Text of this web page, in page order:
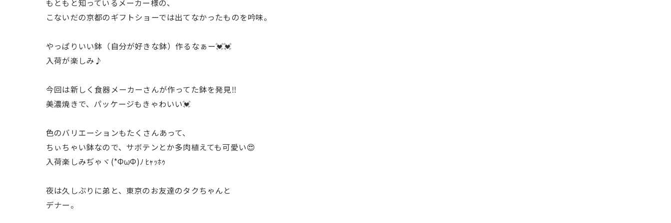
もともと知っているメーカー様の、
こないだの京都のギフトショーでは出てなかったものを吟味。
やっぱりいい鉢（自分が好きな鉢）作るなぁー💓💓
入荷が楽しみ♪
今回は新しく食器メーカーさんが作ってた鉢を発見‼️
美濃焼きで、パッケージもきゃわいい💓
色のバリエーションもたくさんあって、
ちぃちゃい鉢なので、サボテンとか多肉植えても可愛い😍
入荷楽しみぢゃヾ(*ΦωΦ)ﾉ ﾋｬｯﾎｩ
夜は久しぶりに弟と、東京のお友達のタクちゃんと
デナー。